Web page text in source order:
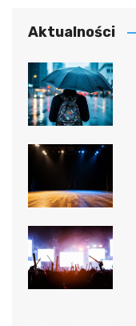
Aktualności